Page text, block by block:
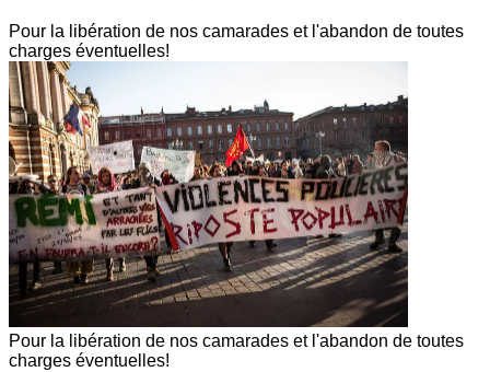
Pour la libération de nos camarades et l'abandon de toutes
charges éventuelles!
Pour la libération de nos camarades et l'abandon de toutes
charges éventuelles!